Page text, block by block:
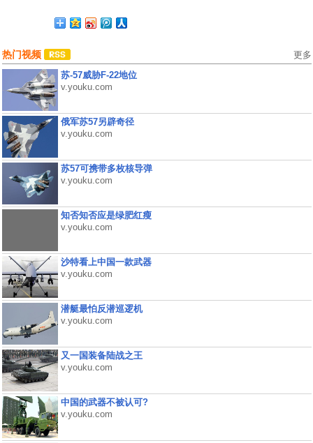
热门视频 更多
苏-57威胁F-22地位
v.youku.com
俄军苏57另辟奇径
v.youku.com
苏57可携带多枚核导弹
v.youku.com
知否知否应是绿肥红瘦
v.youku.com
沙特看上中国一款武器
v.youku.com
潜艇最怕反潜巡逻机
v.youku.com
又一国装备陆战之王
v.youku.com
中国的武器不被认可?
v.youku.com